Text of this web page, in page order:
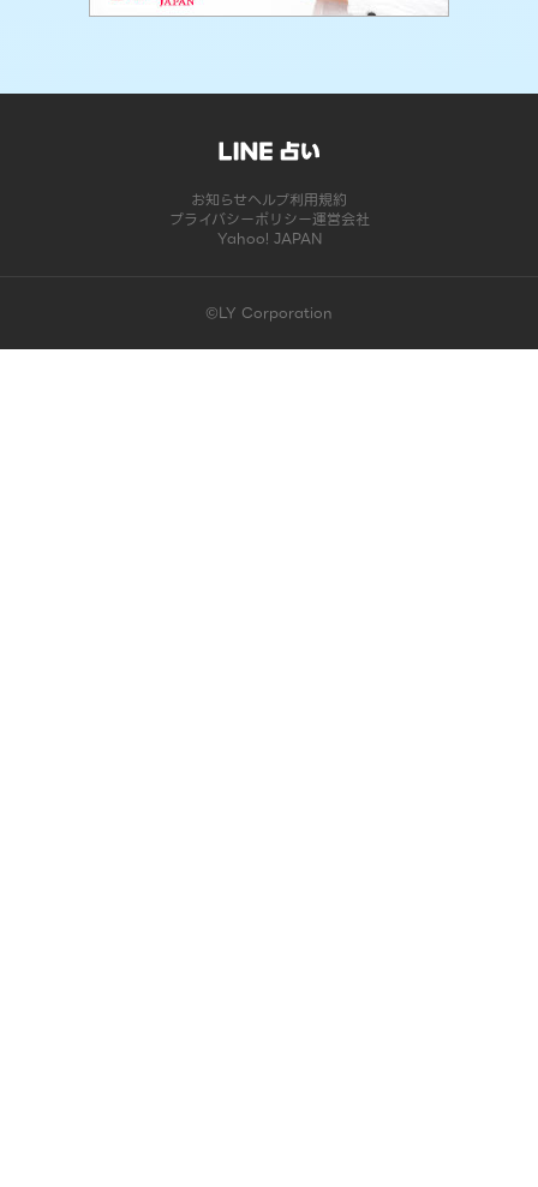
お知らせヘルプ利用規約
プライバシーポリシー運営会社
Yahoo! JAPAN
©LY Corporation
このコンテンツは掲載が終了しました | LINE占い